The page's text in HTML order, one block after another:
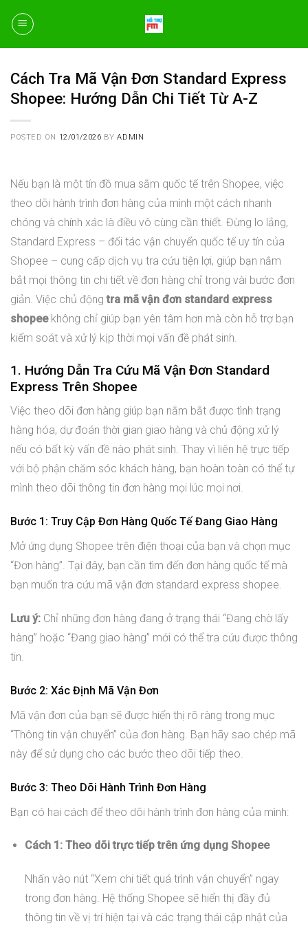
content
Cách Tra Mã Vận Đơn Standard Express
Shopee: Hướng Dẫn Chi Tiết Từ A-Z
POSTED ON 12/01/2026 BYADMIN
Nếu bạn là một tín đồ mua sắm quốc tế trên Shopee, việc
theo dõi hành trình đơn hàng của mình một cách nhanh
chóng và chính xác là điều vô cùng cần thiết. Đừng lo lắng,
Standard Express – đối tác vận chuyển quốc tế uy tín của
Shopee – cung cấp dịch vụ tra cứu tiện lợi, giúp bạn nắm
bắt mọi thông tin chi tiết về đơn hàng chỉ trong vài bước đơn
giản. Việc chủ độngtra mã vận đơn standard express
shopeekhông chỉ giúp bạn yên tâm hơn mà còn hỗ trợ bạn
kiểm soát và xử lý kịp thời mọi vấn đề phát sinh.
1. Hướng Dẫn Tra Cứu Mã Vận Đơn Standard
Express Trên Shopee
Việc theo dõi đơn hàng giúp bạn nắm bắt được tình trạng
hàng hóa, dự đoán thời gian giao hàng và chủ động xử lý
nếu có bất kỳ vấn đề nào phát sinh. Thay vì liên hệ trực tiếp
với bộ phận chăm sóc khách hàng, bạn hoàn toàn có thể tự
mình theo dõi thông tin đơn hàng mọi lúc mọi nơi.
Bước 1: Truy Cập Đơn Hàng Quốc Tế Đang Giao Hàng
Mở ứng dụng Shopee trên điện thoại của bạn và chọn mục
“Đơn hàng”. Tại đây, bạn cần tìm đến đơn hàng quốc tế mà
bạn muốn tra cứu mã vận đơn standard express shopee.
Lưu ý: Chỉ những đơn hàng đang ở trạng thái “Đang chờ lấy
hàng” hoặc “Đang giao hàng” mới có thể tra cứu được thông
tin.
Bước 2: Xác Định Mã Vận Đơn
Mã vận đơn của bạn sẽ được hiển thị rõ ràng trong mục
“Thông tin vận chuyển” của đơn hàng. Bạn hãy sao chép mã
này để sử dụng cho các bước theo dõi tiếp theo.
Bước 3: Theo Dõi Hành Trình Đơn Hàng
Bạn có hai cách để theo dõi hành trình đơn hàng của mình:
Cách 1: Theo dõi trực tiếp trên ứng dụng Shopee
Nhấn vào nút “Xem chi tiết quá trình vận chuyển” ngay
trong đơn hàng. Hệ thống Shopee sẽ hiển thị đầy đủ
thông tin về vị trí hiện tại và các trạng thái cập nhật của